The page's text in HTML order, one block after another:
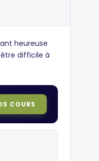
heureuse
difficile à
COURS